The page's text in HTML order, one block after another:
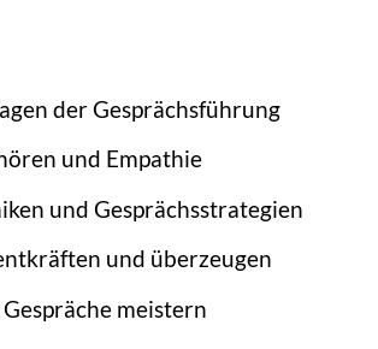
der Gesprächsführung
und Empathie
und Gesprächsstrategien
und überzeugen
meistern